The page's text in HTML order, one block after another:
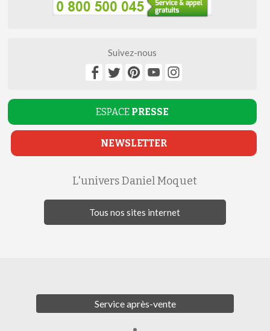
Suivez-nous
ESPACE PRESSE
NEWSLETTER
L'univers Daniel Moquet
Tous nos sites internet
Service après-vente